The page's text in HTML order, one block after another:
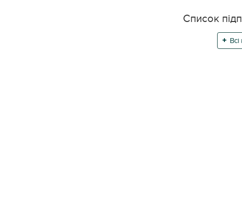
Список
Всі